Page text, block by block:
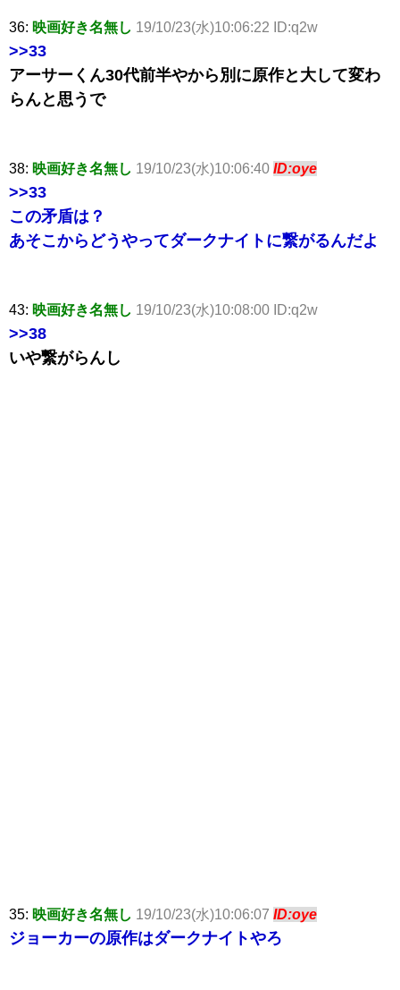
36: 映画好き名無し 19/10/23(水)10:06:22 ID:q2w
>>33
アーサーくん30代前半やから別に原作と大して変わ
らんと思うで
38: 映画好き名無し 19/10/23(水)10:06:40 ID:oye
>>33
この矛盾は？
あそこからどうやってダークナイトに繋がるんだよ
43: 映画好き名無し 19/10/23(水)10:08:00 ID:q2w
>>38
いや繋がらんし
35: 映画好き名無し 19/10/23(水)10:06:07 ID:oye
ジョーカーの原作はダークナイトやろ